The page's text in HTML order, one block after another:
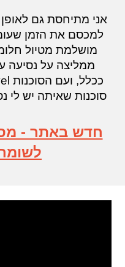
אני מתיחסת גם לאופן
למכסם את הזמן
מושלמת מטיול
ממליצה על נסיעה
ככלל, ועם הסוכנות Viet Bamboo Travel בפרט
סוכנות שאיתה יש לי
חדש באתר -